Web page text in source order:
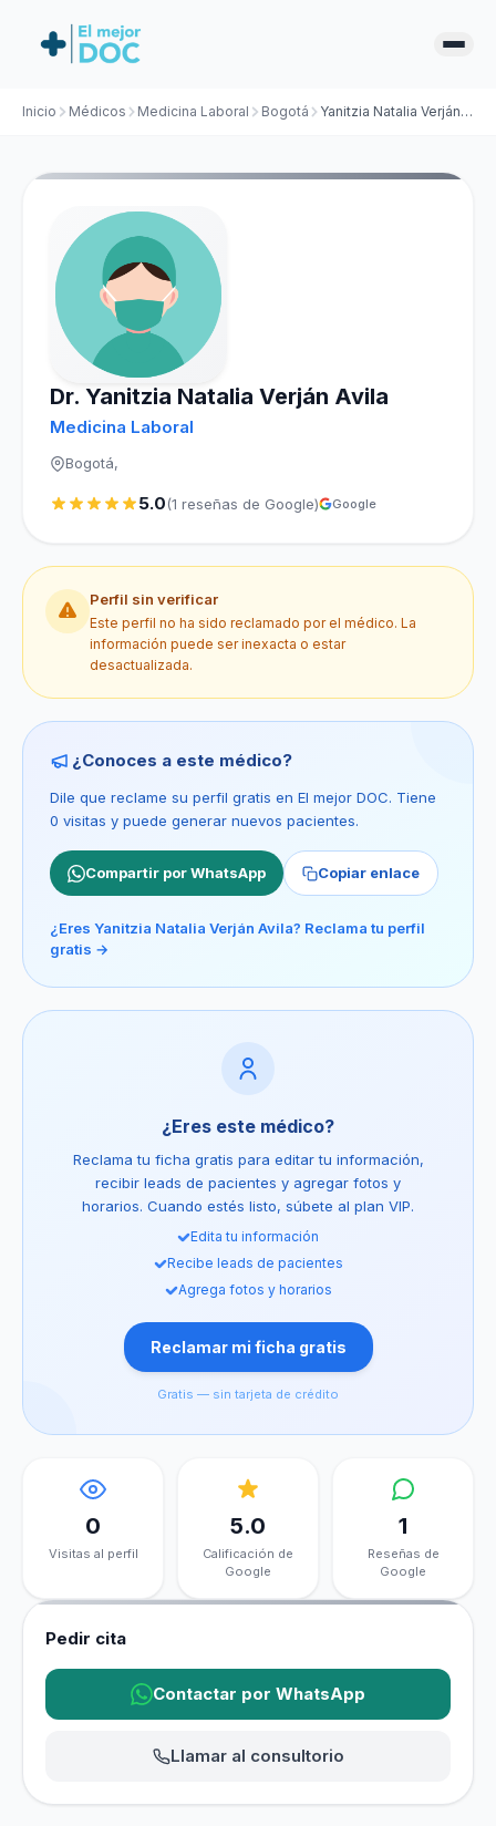
Inicio Médicos Medicina Laboral Bogotá Yanitzia Natalia Verján Avila
Dr. Yanitzia Natalia Verján Avila
Medicina Laboral
Bogotá,
5.0(1 reseñas de Google) Google
Perfil sin verificar
Este perfil no ha sido reclamado por el médico. La
información puede ser inexacta o estar
desactualizada.
¿Conoces a este médico?
Dile que reclame su perfil gratis en El mejor DOC. Tiene
0 visitas y puede generar nuevos pacientes.
Compartir por WhatsApp Copiar enlace
¿Eres Yanitzia Natalia Verján Avila? Reclama tu perfil
gratis →
¿Eres este médico?
Reclama tu ficha gratis para editar tu información,
recibir leads de pacientes y agregar fotos y
horarios. Cuando estés listo, súbete al plan VIP.
Edita tu información
Recibe leads de pacientes
Agrega fotos y horarios
Reclamar mi ficha gratis
Gratis — sin tarjeta de crédito
0
Visitas al perfil
5.0
Calificación de
Google
1
Reseñas de
Google
Pedir cita
Contactar por WhatsApp
Llamar al consultorio